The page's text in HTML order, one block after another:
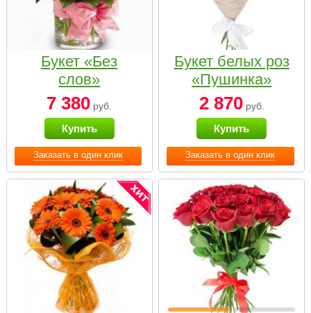
Заказать в один клик
Букет «Без
слов»
7 380 руб.
Купить
Заказать в один клик
Букет белых роз
«Пушинка»
2 870руб.
Купить